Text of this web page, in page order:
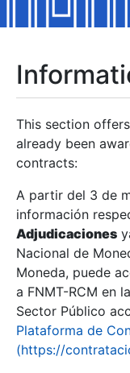
Show/Hide
Show/Hide
Show/Hide
This section
already been
contracts:
A partir del 3 de
información
Adjudicaciones
Nacional de
Moneda, puede
a FNMT-RCM en
Sector Público
Plataforma de
(https://